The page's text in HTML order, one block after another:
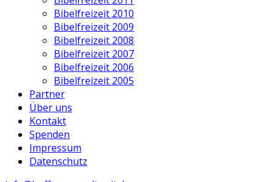
Bibelfreizeit 2010
Bibelfreizeit 2009
Bibelfreizeit 2008
Bibelfreizeit 2007
Bibelfreizeit 2006
Bibelfreizeit 2005
Partner
Über uns
Kontakt
Spenden
Impressum
Datenschutz